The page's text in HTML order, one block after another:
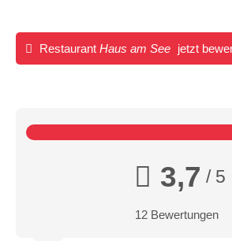
Restaurant Haus am See jetzt
3,7 / 5
12 Bewertungen